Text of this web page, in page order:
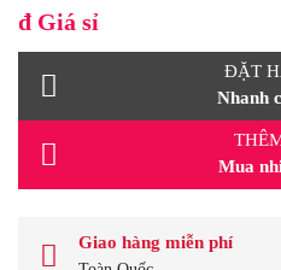
đ Giá sỉ
ĐẶT
Nhanh
Mua
Giao hàng miễn phí